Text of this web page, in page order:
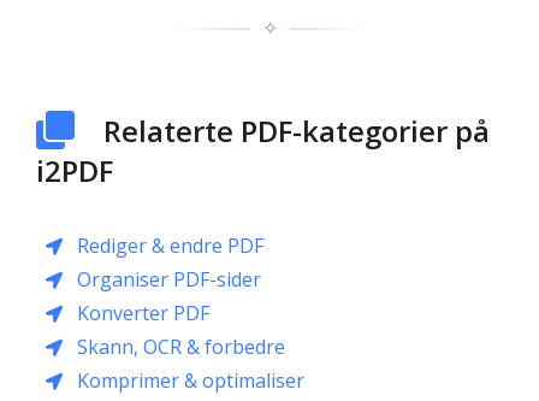
✧
Relaterte PDF-kategorier på
i2PDF
Rediger & endre PDF
Organiser PDF-sider
Konverter PDF
Skann, OCR & forbedre
Komprimer & optimaliser